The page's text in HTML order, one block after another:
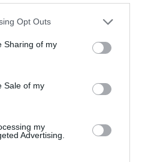
app uses one or more Google
behaviour. You may click to
and its third-party tags to
purposes in below Google
Opt Outs
Sharing of my
Sale of my
my
Advertising.